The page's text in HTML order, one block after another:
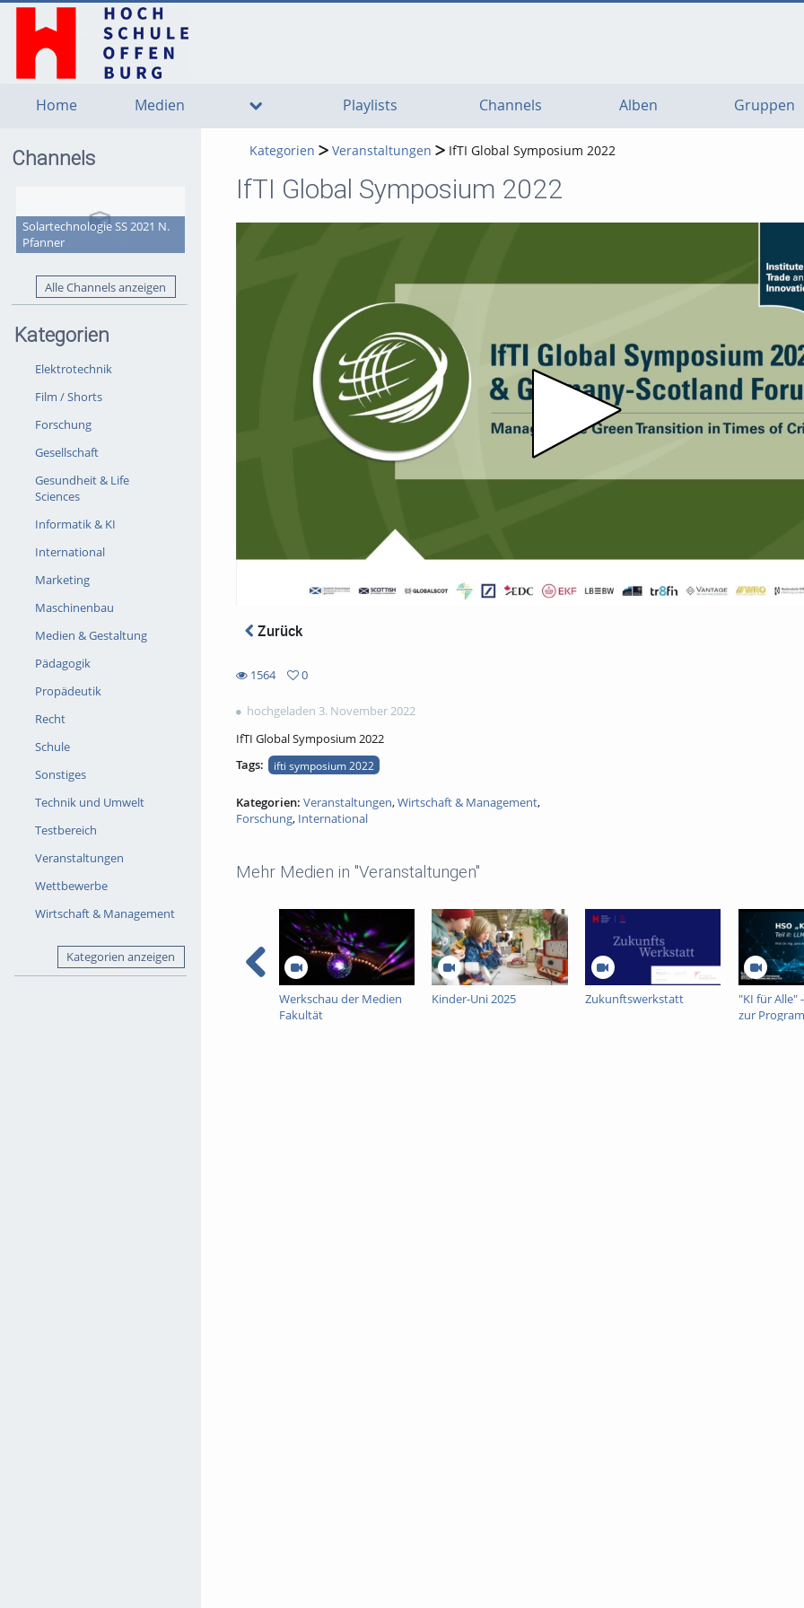
Home Medien Playlists Channels Alben Gruppen
Channels
Solartechnologie SS 2021 N.
Pfanner
Alle Channels anzeigen
Kategorien
Elektrotechnik
Film / Shorts
Forschung
Gesellschaft
Gesundheit & Life
Sciences
Informatik & KI
International
Marketing
Maschinenbau
Medien & Gestaltung
Pädagogik
Propädeutik
Recht
Schule
Sonstiges
Technik und Umwelt
Testbereich
Veranstaltungen
Wettbewerbe
Wirtschaft & Management
Kategorien anzeigen
Kategorien Veranstaltungen IfTI Global Symposium 2022
IfTI Global Symposium 2022
Video abspielen
Zurück
1564
views
0
favorites
hochgeladen 3. November 2022
IfTI Global Symposium 2022
Tags:
ifti symposium 2022
Kategorien: Veranstaltungen,Wirtschaft & Management,
Forschung, International
Mehr Medien in "Veranstaltungen"
Werkschau der Medien
Fakultät
Kinder-Uni 2025 Zukunftswerkstatt
"KI für Alle"
zur